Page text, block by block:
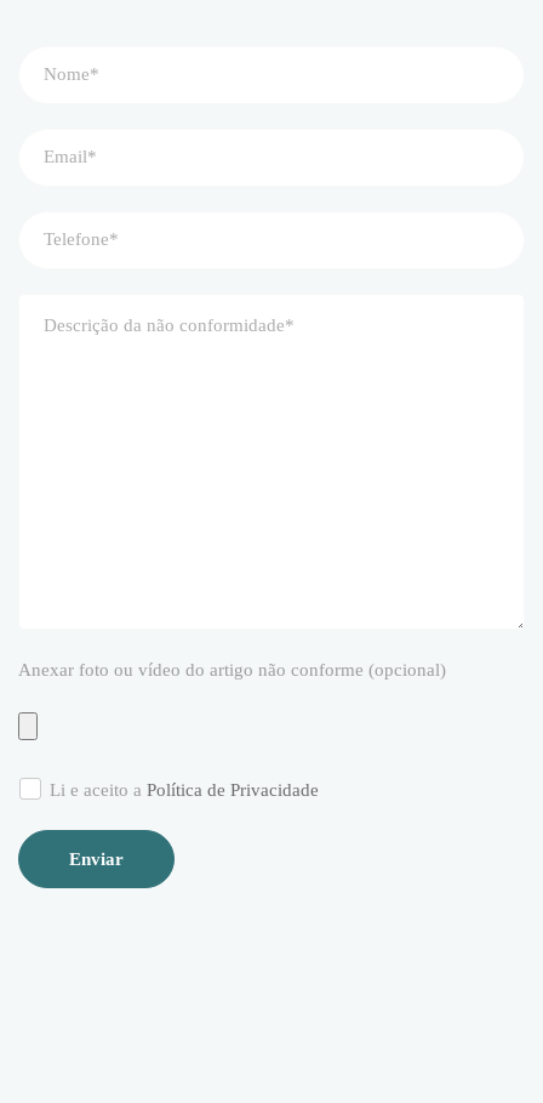
Anexar foto ou vídeo do artigo não conforme (opcional)
Li e aceito a Política de Privacidade